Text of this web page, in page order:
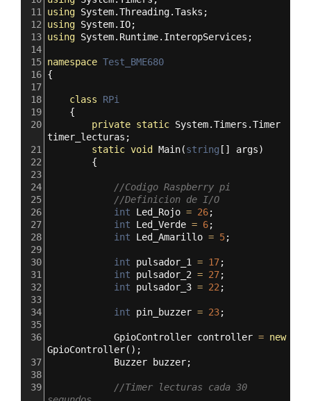
11 using System.Threading.Tasks ;
12 using System. IO;
13 using System. Runtime. InteropServices ;
14
15 namespace Test_BME680
16 {
17
18
class
RPi
19
{
20
private static System.Timers .Timer
timer_lecturas ;
21
static void Main(string [] args)
22
{
23
24
25
//Definicion de I/O
26
int Led_Rojo = 26;
27
int Led_Verde = 6;
28
int Led_Amarillo = 5;
29
30
int pulsador_1 = 17;
31
int pulsador_2 = 27;
32
int pulsador_3 = 22;
33
34
int pin_buzzer = 23;
35
36
GpioController controller = new
GpioController();
37
Buzzer buzzer;
38
39
//Timer lecturas cada 30